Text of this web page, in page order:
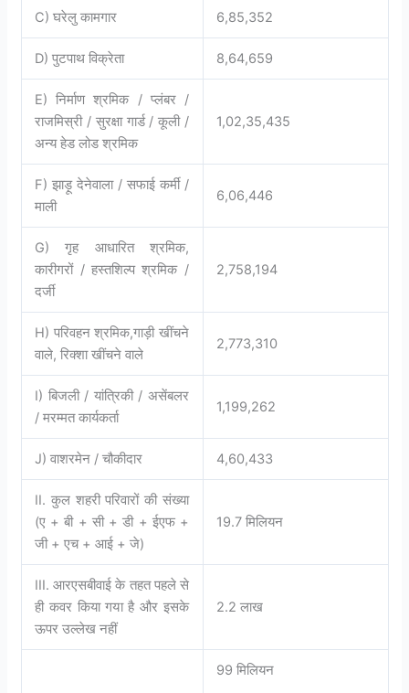
C) घरेलु कामगार 6,85,352
D) पुटपाथ विक्रेता 8,64,659
E) निर्माण श्रमिक / प्लंबर /
राजमिस्री / सुरक्षा गार्ड / कूली /
अन्य हेड लोड श्रमिक
1,02,35,435
F) झाड़ू देनेवाला / सफाई कर्मी /
माली
6,06,446
G) गृह आधारित श्रमिक,
कारीगरों / हस्तशिल्प श्रमिक /
दर्जी
2,758,194
H) परिवहन श्रमिक,गाड़ी खींचने
वाले, रिक्शा खींचने वाले
2,773,310
I) बिजली / यांत्रिकी / असेंबलर
/ मरम्मत कार्यकर्ता
1,199,262
J) वाशरमेन / चौकीदार 4,60,433
II. कुल शहरी परिवारों की संख्या
(ए + बी + सी + डी + ईएफ +
जी + एच + आई + जे)
19.7 मिलियन
III. आरएसबीवाई के तहत पहले से
ही कवर किया गया है और इसके
ऊपर उल्लेख नहीं
2.2 लाख
99 मिलियन